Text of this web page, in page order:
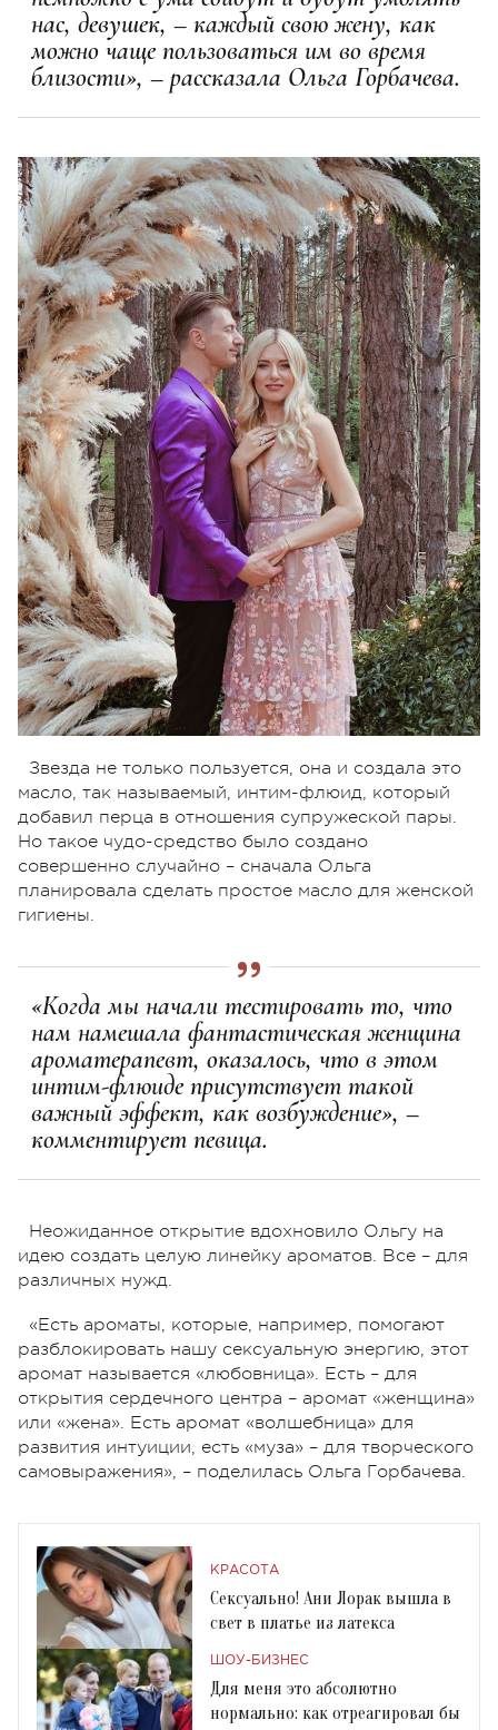
нас, девушек, – каждый свою жену, как
можно чаще пользоваться им во время
близости», – рассказала Ольга Горбачева.
Звезда не только пользуется, она и создала это
масло, так называемый, интим-флюид, который
добавил перца в отношения супружеской пары.
Но такое чудо-средство было создано
совершенно случайно – сначала Ольга
планировала сделать простое масло для женской
гигиены.
«Когда мы начали тестировать то, что
нам намешала фантастическая женщина
ароматерапевт, оказалось, что в этом
интим-флюиде присутствует такой
важный эффект, как возбуждение», –
комментирует певица.
Неожиданное открытие вдохновило Ольгу на
идею создать целую линейку ароматов. Все – для
различных нужд.
«Есть ароматы, которые, например, помогают
разблокировать нашу сексуальную энергию, этот
аромат называется «любовница». Есть – для
открытия сердечного центра – аромат «женщина»
или «жена». Есть аромат «волшебница» для
развития интуиции, есть «муза» – для творческого
самовыражения», – поделилась Ольга Горбачева.
КРАСОТА
Сексуально! Ани Лорак вышла в
свет в платье из латекса
ШОУ-БИЗНЕС
Для меня это абсолютно
нормально: как отреагировал бы